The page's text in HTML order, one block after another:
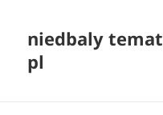
niedbaly
pl